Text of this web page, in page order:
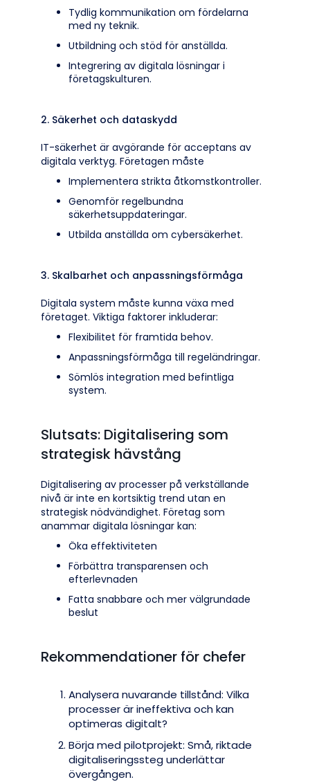
Tydlig kommunikation om fördelarna
med ny teknik.
Utbildning och stöd för anställda.
Integrering av digitala lösningar i
företagskulturen.
2. Säkerhet och dataskydd
IT-säkerhet är avgörande för acceptans av
digitala verktyg. Företagen måste
Implementera strikta åtkomstkontroller.
Genomför regelbundna
säkerhetsuppdateringar.
Utbilda anställda om cybersäkerhet.
3. Skalbarhet och anpassningsförmåga
Digitala system måste kunna växa med
företaget. Viktiga faktorer inkluderar:
Flexibilitet för framtida behov.
Anpassningsförmåga till regeländringar.
Sömlös integration med befintliga
system.
Slutsats: Digitalisering som
strategisk hävstång
Digitalisering av processer på verkställande
nivå är inte en kortsiktig trend utan en
strategisk nödvändighet. Företag som
anammar digitala lösningar kan:
Öka effektiviteten
Förbättra transparensen och
efterlevnaden
Fatta snabbare och mer välgrundade
beslut
Rekommendationer för chefer
Analysera nuvarande tillstånd: Vilka
processer är ineffektiva och kan
optimeras digitalt?
Börja med pilotprojekt: Små, riktade
digitaliseringssteg underlättar
övergången.